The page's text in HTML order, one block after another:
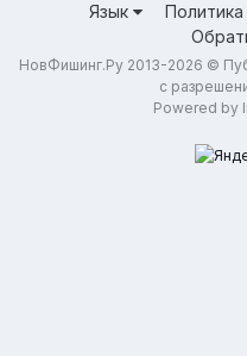
Язык
НовФишинг.Ру 2013-2026 ©
с
Powered by